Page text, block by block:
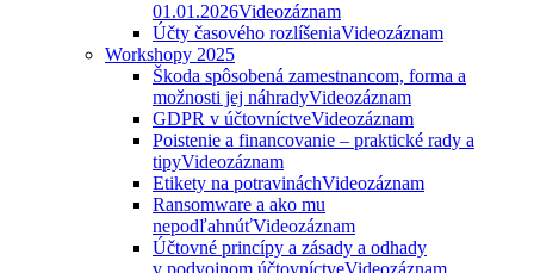
01.01.2026Videozáznam
Účty časového rozlíšeniaVideozáznam
Workshopy 2025
Škoda spôsobená zamestnancom, forma a
možnosti jej náhradyVideozáznam
GDPR v účtovníctveVideozáznam
Poistenie a financovanie – praktické rady a
tipyVideozáznam
Etikety na potravináchVideozáznam
Ransomware a ako mu
nepodľahnúťVideozáznam
Účtovné princípy a zásady a odhady
v podvojnom účtovníctveVideozáznam